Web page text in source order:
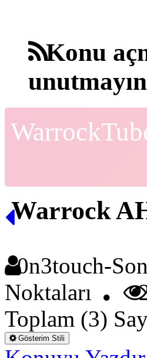
Konu
Warrock
0n3touch-
Noktaları
Toplam (3)
Gösterim Stili